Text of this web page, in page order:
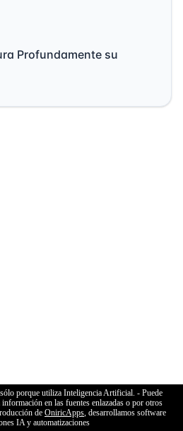
Profundamente su
porque utiliza Inteligencia Artificial. - Puede
en las fuentes enlazadas o por otros
de OniricApps , desarrollamos software
IA y automatizaciones